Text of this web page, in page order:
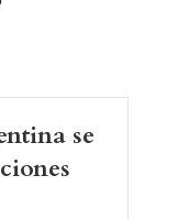
se